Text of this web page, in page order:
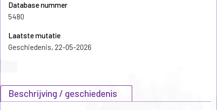
Database nummer
5480
Laatste mutatie
Geschiedenis, 22-05-2026
Beschrijving / geschiedenis